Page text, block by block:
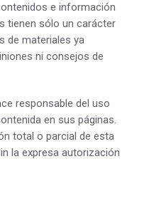
e información
tienen sólo un carácter
de materiales ya
ni consejos de
responsable del uso
en sus páginas.
total o parcial de esta
la expresa autorización